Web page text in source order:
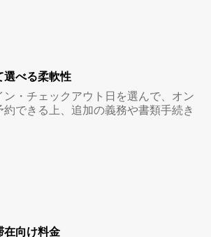
選べる柔軟性
・チェックアウト日を選んで、オン
できる上、追加の義務や書類手続き
在向け料金